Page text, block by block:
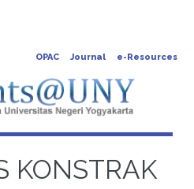
OPAC Journal e-Resources
KONSTRAK